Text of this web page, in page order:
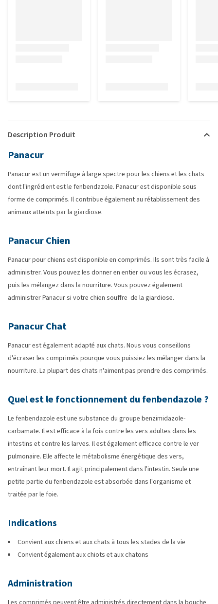
Description Produit
Panacur
Panacur est un vermifuge à large spectre pour les chiens et les chats
dont l'ingrédient est le fenbendazole. Panacur est disponible sous
forme de comprimés. Il contribue également au rétablissement des
animaux atteints par la giardiose.
Panacur Chien
Panacur pour chiens est disponible en comprimés. Ils sont très facile à
administrer. Vous pouvez les donner en entier ou vous les écrasez,
puis les mélangez dans la nourriture. Vous pouvez également
administrer Panacur si votre chien souffre de la giardiose.
Panacur Chat
Panacur est également adapté aux chats. Nous vous conseillons
d'écraser les comprimés pourque vous puissiez les mélanger dans la
nourriture. La plupart des chats n'aiment pas prendre des comprimés.
Quel est le fonctionnement du fenbendazole ?
Le fenbendazole est une substance du groupe benzimidazole-
carbamate. Il est efficace à la fois contre les vers adultes dans les
intestins et contre les larves. Il est également efficace contre le ver
pulmonaire. Elle affecte le métabolisme énergétique des vers,
entraînant leur mort. Il agit principalement dans l'intestin. Seule une
petite partie du fenbendazole est absorbée dans l'organisme et
traitée par le foie.
Indications
Convient aux chiens et aux chats à tous les stades de la vie
Convient également aux chiots et aux chatons
Administration